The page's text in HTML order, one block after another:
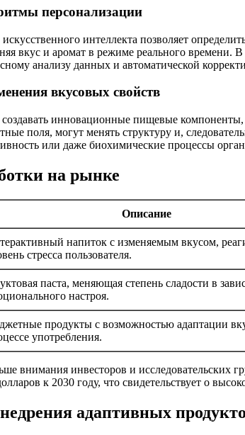
персонализации
интеллекта позволяет
вкус и аромат в режиме реального времени.
анализу данных и автоматической
вкусовых свойств
создавать инновационные пищевые
поля, могут менять структуру и,
или даже биохимические процессы
на рынке
Описание
напиток с изменяемым вкусом,
стресса пользователя.
паста, меняющая степень сладости в
настроя.
продукты с возможностью адаптации
употребления.
внимания инвесторов и
к 2030 году, что свидетельствует о
адаптивных